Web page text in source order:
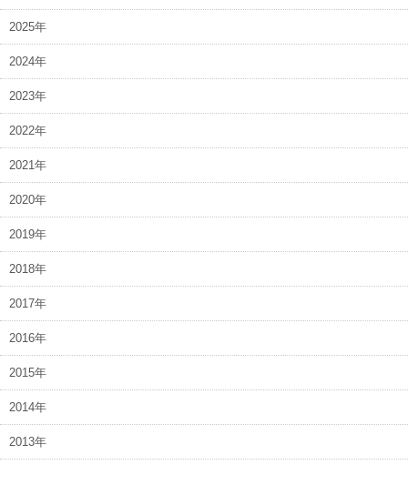
2025年
2024年
2023年
2022年
2021年
2020年
2019年
2018年
2017年
2016年
2015年
2014年
2013年